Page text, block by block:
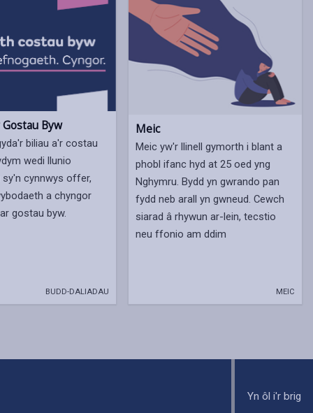
Byw
biliau a'r costau
wedi llunio
sy'n cynnwys offer,
a chyngor
gostau byw.
BUDD-DALIADAU
Meic
Meic yw'r llinell gymorth i blant a
phobl ifanc hyd at 25 oed yng
Nghymru. Bydd yn gwrando pan
fydd neb arall yn gwneud. Cewch
siarad â rhywun ar-lein, tecstio
neu ffonio am ddim
MEIC
Yn ôl i'r brig